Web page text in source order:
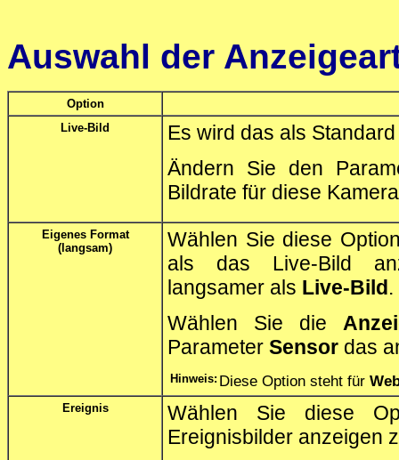
Auswahl der
Option
Live-Bild
Es wird das als
Ändern Sie den
Bildrate für diese
Eigenes Format
(langsam)
Wählen Sie diese
als das Live-Bild
langsamer als Live-Bild.
Wählen Sie die
Parameter Sensor das
Hinweis: Diese Option steht für
Ereignis
Wählen Sie diese
Ereignisbilder anzeigen